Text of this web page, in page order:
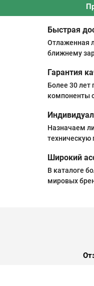
Быстрая
Отлаженная
ближнему
Гарантия
Более 30 лет
компоненты
Назначаем
Широкий
В каталоге
мировых